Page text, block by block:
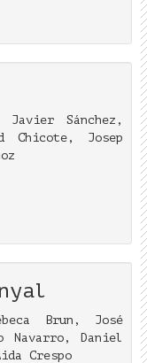
Sánchez,
Chicote, Josep
Brun, José
Navarro, Daniel
Crespo